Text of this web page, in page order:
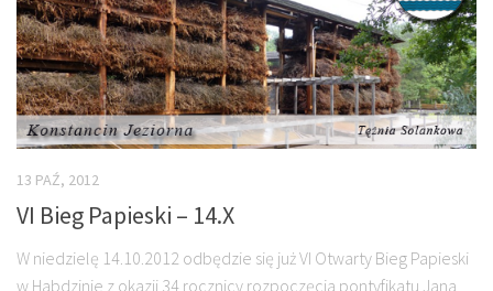
13 PAŹ, 2012
VI Bieg Papieski – 14.X
W niedzielę 14.10.2012 odbędzie się już VI Otwarty Bieg Papieski
w Habdzinie z okazji 34 rocznicy rozpoczęcia pontyfikatu Jana